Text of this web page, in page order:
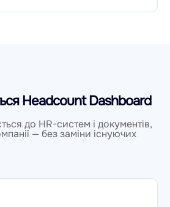
Headcount Dashboard
до HR-систем і документів,
— без заміни існуючих